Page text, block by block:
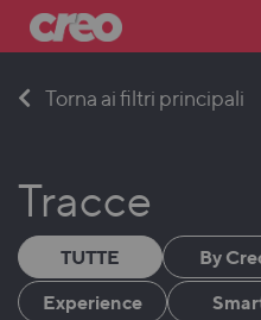
Torna ai filtri principali
Tracce
TUTTE By
Experience